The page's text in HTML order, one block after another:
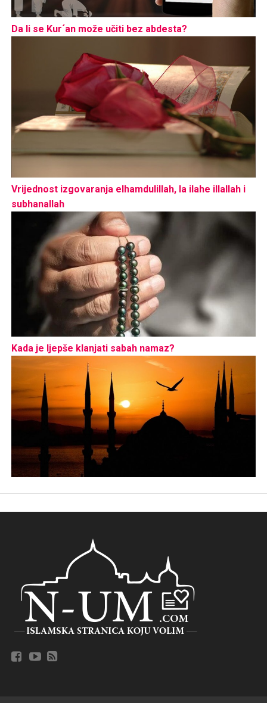
Da li se Kur´an može učiti bez abdesta?
Vrijednost izgovaranja elhamdulillah, la ilahe illallah i
subhanallah
Kada je ljepše klanjati sabah namaz?